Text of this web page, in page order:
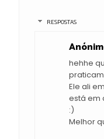
RESPOSTAS
hehhe
Ele ali
está em
:)
Melhor